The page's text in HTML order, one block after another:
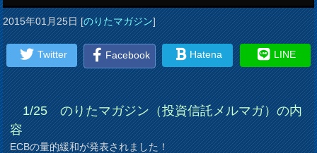
2015年01月25日[のりたマガジン]
Twitter Facebook Hatena LINE
1/25 のりたマガジン（投資信託メルマガ）の内
容
ECBの量的緩和が発表されました！